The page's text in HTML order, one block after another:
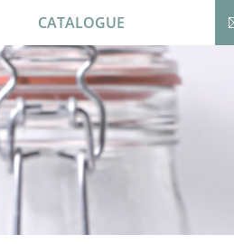
CATALOGUE